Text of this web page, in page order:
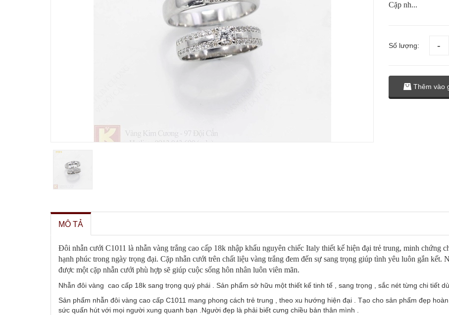
Cặp nh...
Số lượng:
Thêm vào
MÔ TẢ
Đôi nhẫn cưới C1011 là nhẫn vàng trắng cao cấp 18k nhập khẩu nguyên chiếc Italy thiết kế hiện đại trẻ trung, minh chứng
hạnh phúc trong ngày trọng đại. Cặp nhẫn cưới trên chất liệu vàng trắng đem đến sự sang trọng giúp tình yêu luôn gắn
được một cặp nhẫn cưới phù hợp sẽ giúp cuộc sống hôn nhân luôn viên mãn.
Nhẫn đôi vàng cao cấp 18k sang trọng quý phái . Sản phẩm sở hữu một thiết kế tinh tế , sang trọng , sắc nét từng chi tiết
Sản phẩm nhẫn đôi vàng cao cấp C1011 mang phong cách trẻ trung , theo xu hướng hiện đại . Tạo cho sản phẩm đẹp
sức quấn hút với mọi người xung quanh bạn .Người đẹp là phải biết cưng chiều bản thân mình .